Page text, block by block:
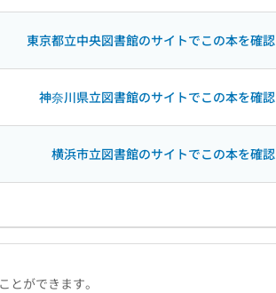
東京都立中央図書館のサイトでこの本を確認
神奈川県立図書館のサイトでこの本を確認
横浜市立図書館のサイトでこの本を確認
ができます。